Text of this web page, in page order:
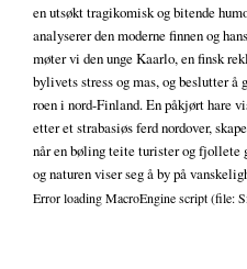
en utsøkt tragikomisk og bitende
analyserer den moderne finnen og
møter vi den unge Kaarlo, en finsk
bylivets stress og mas, og beslutter
roen i nord-Finland. En påkjørt hare
etter et strabasiøs ferd nordover,
når en bøling teite turister og fjollete
og naturen viser seg å by på
Error loading MacroEngine script (file: